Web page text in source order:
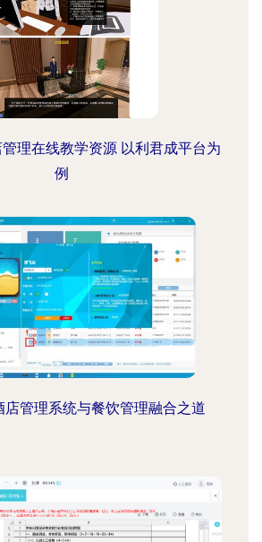
理在线教学资源 以利君成平台为
例
店管理系统与餐饮管理融合之道